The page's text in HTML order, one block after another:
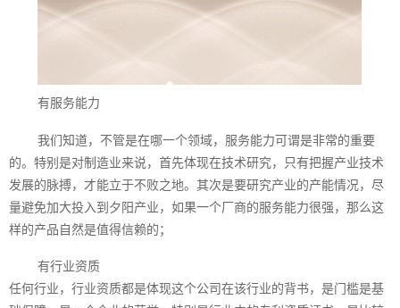
有服务能力
我们知道，不管是在哪一个领域，服务能力可谓是非常的重要
的。特别是对制造业来说，首先体现在技术研究，只有把握产业技术
发展的脉搏，才能立于不败之地。其次是要研究产业的产能情况，尽
量避免加大投入到夕阳产业，如果一个厂商的服务能力很强，那么这
样的产品自然是值得信赖的；
有行业资质
任何行业，行业资质都是体现这个公司在该行业的背书，是门槛是基